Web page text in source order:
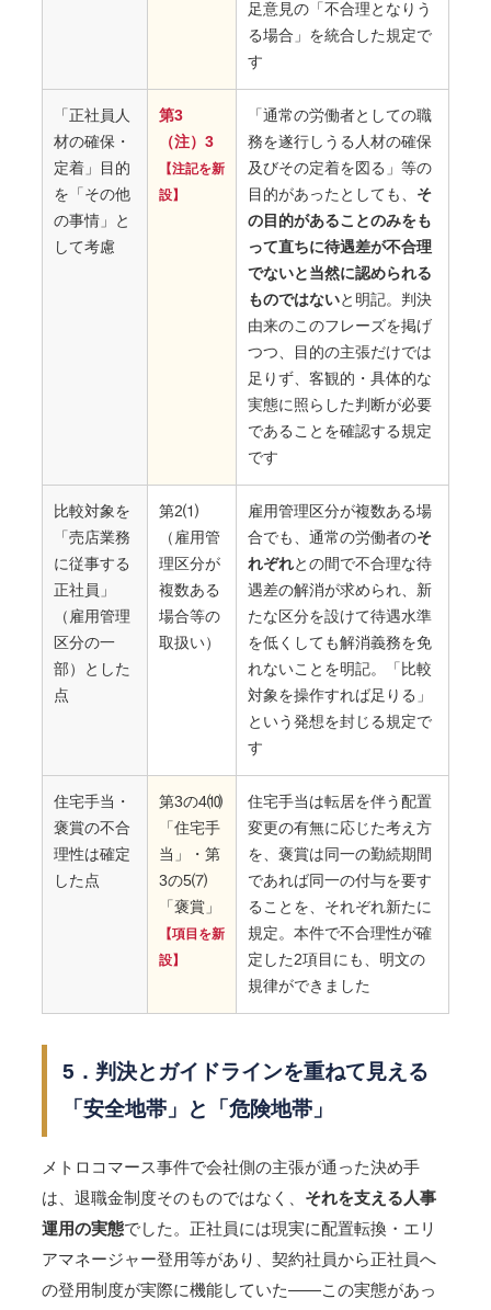
足意見の「不合理となりう
る場合」を統合した規定で
す
「正社員人
材の確保・
定着」目的
を「その他
の事情」と
して考慮
第3
（注）3
【注記を新
設】
「通常の労働者としての職
務を遂行しうる人材の確保
及びその定着を図る」等の
目的があったとしても、 そ
の目的があることのみをも
って直ちに待遇差が不合理
でないと当然に認められる
ものではないと明記。判決
由来のこのフレーズを掲げ
つつ、目的の主張だけでは
足りず、客観的・具体的な
実態に照らした判断が必要
であることを確認する規定
です
比較対象を
「売店業務
に従事する
正社員」
（雇用管理
区分の一
部）とした
点
第2⑴
（雇用管
理区分が
複数ある
場合等の
取扱い）
雇用管理区分が複数ある場
合でも、通常の労働者のそ
れぞれとの間で不合理な待
遇差の解消が求められ、新
たな区分を設けて待遇水準
を低くしても解消義務を免
れないことを明記。「比較
対象を操作すれば足りる」
という発想を封じる規定で
す
住宅手当・
褒賞の不合
理性は確定
した点
第3の4⑽
「住宅手
当」・第
3の5⑺
「褒賞」
【項目を新
設】
住宅手当は転居を伴う配置
変更の有無に応じた考え方
を、褒賞は同一の勤続期間
であれば同一の付与を要す
ることを、それぞれ新たに
規定。本件で不合理性が確
定した2項目にも、明文の
規律ができました
5．判決とガイドラインを重ねて見える
「安全地帯」と「危険地帯」
メトロコマース事件で会社側の主張が通った決め手
は、退職金制度そのものではなく、 それを支える人事
運用の実態でした。正社員には現実に配置転換・エリ
アマネージャー登用等があり、契約社員から正社員へ
の登用制度が実際に機能していた――この実態があっ